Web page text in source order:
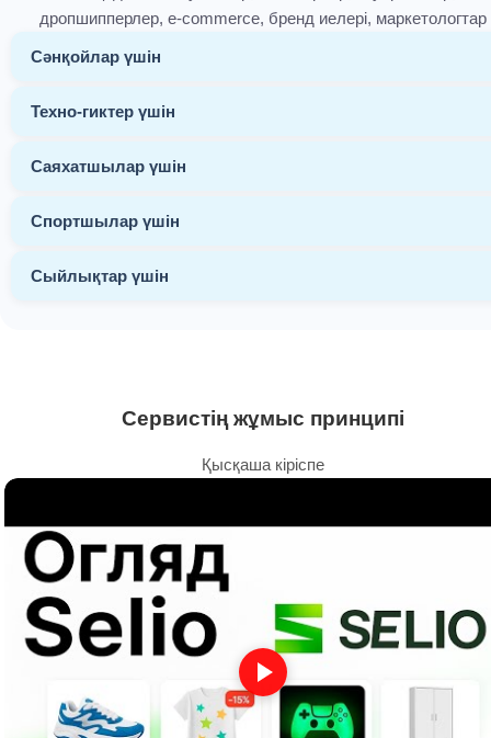
дропшипперлер, e-commerce, бренд иелері, маркетологтар
Сәнқойлар үшін
Техно-гиктер үшін
Саяхатшылар үшін
Спортшылар үшін
Сыйлықтар үшін
Сервистің жұмыс принципі
Қысқаша кіріспе